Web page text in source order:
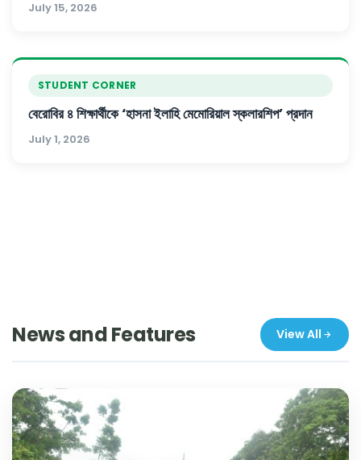
July 15, 2026
STUDENT CORNER
বেরোবির ৪ শিক্ষার্থীকে ‘হাসনা ইলাহি মেমোরিয়াল স্কলারশিপ’ প্রদান
July 1, 2026
News and Features View All